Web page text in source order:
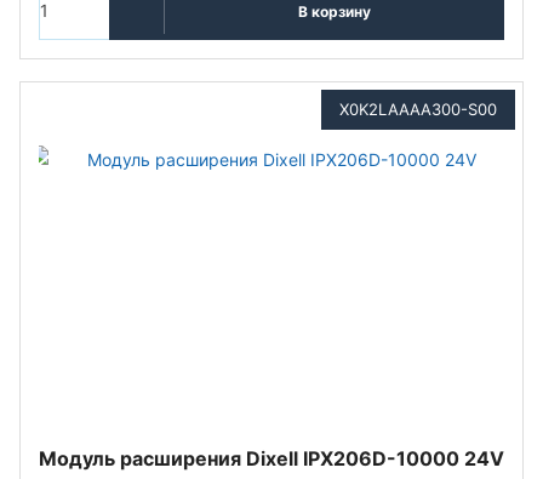
В корзину
X0K2LAAAA300-S00
Модуль расширения Dixell IPX206D-10000 24V